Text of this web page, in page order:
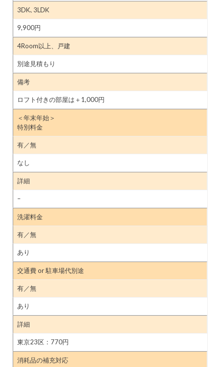
3DK､3LDK
9,900円
4Room以上、戸建
別途見積もり
備考
ロフト付きの部屋は＋1,000円
＜年末年始＞
特別料金
有／無
なし
詳細
–
洗濯料金
有／無
あり
交通費 or 駐車場代別途
有／無
あり
詳細
東京23区：770円
消耗品の補充対応